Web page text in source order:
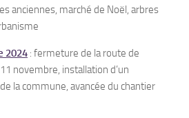
anciennes, marché de Noël, arbres
2024 : fermeture de la route de
novembre, installation d’un
la commune, avancée du chantier